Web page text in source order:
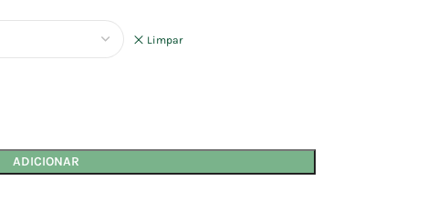
Limpar
ADICIONAR